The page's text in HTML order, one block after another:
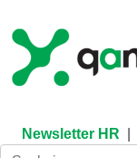
content
Newsletter HR